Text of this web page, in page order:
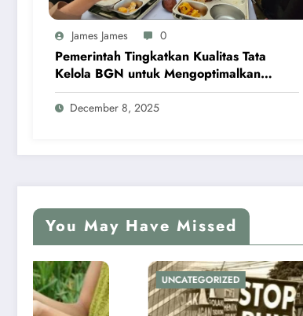
James James 0
Pemerintah Tingkatkan Kualitas Tata
Kelola BGN untuk Mengoptimalkan
Program MBG
December 8, 2025
You May Have Missed
UNCATEGORIZED